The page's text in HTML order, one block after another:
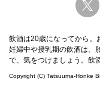
飲酒は20歳になってから。
妊婦中や授乳期の飲酒は、
で、気をつけましょう。飲
Copyright (C) Tatsuuma-Honke